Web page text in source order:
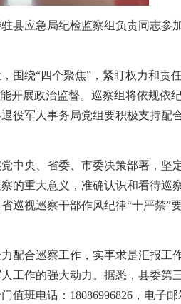
县应急局纪检监察组负责同志参
围绕“四个聚焦”，紧盯权力和责
开展政治监督。巡察组将依规依
役军人事务局党组要积极支持配
中央、省委、市委决策部署，坚
的重大意义，准确认识和看待巡
巡视巡察干部作风纪律“十严禁”
配合巡察工作，实事求是汇报工
工作的强大动力。据悉，县委第
值班电话：18086996826，电子邮